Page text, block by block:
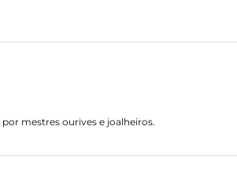
mestres ourives e joalheiros.